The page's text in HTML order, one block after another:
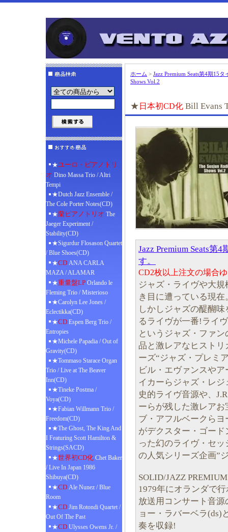
★ユーロ・ピアノトリ
オ Dino Massa Trio / Altri
Tempi
★Dutch Jazz Ensemble /
The Cole Porter Notes(CD)
★蘭ピアノトリオ The
Jaeger Experiment /
Stability(CD)
★Sigurdur Flosason Quartet
/ Blue Shoes(CD)
★CD ANA CARLA
MAZA / ALAMAR
★重量盤LP Orlando le
Fleming Trio / Misterioso
★Carolyn Lee Jones /
Eclectikka(CD)
★CD Espen Berg Trio /
Entropies
★Michele Papadia / Out of
Gravity(CD)
★Tommaso Starace Organ
Trio / Live at The Beaver
Inn(CD)
★Tineke Postma /
Voya(CD)
★Fabian Willmann Trio /
Freedom(CD)
★The Ghost, The King And
I Featuring Scott Hamilton &
Strings(SACD)
★世界初CD化 Chet Baker
/ Live In Japan 1986
Shibuya(CD)
★CD Ale Nunez / Blue
Room
★CD Jim Rotondi Quartet /
Out Of The Past
★CD Ulysses Owens Jr. /
ホーム > Jazz Premium Seats第4期15タ
Shows Vol.2
★ 日本初CD化 Bill Evans
Jazz Premium Seats第
す。
CD2枚以上注文の場合
ジャズ・ライヴや大
き目に遭っている現在
しかしジャズの醍醐
るライヴが一番!ライ
というジャズ・ファ
品と激レアなヒスト
ーズ“ジャズ・プレミ
ビル・エヴァンスや
イカーらジャズ・レ
史的ライヴ音源や、
ーらが残した激レア
ブ・アフルベークら
がデクスター・ゴー
った幻のライヴ・セ
の人気シリーズ企画”
SOLID/JAZZ
1979年にオランダで
放送用コンサート音
ョー・ラバーベラ(ds)
奏を収録!